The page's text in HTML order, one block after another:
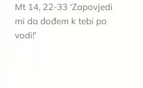
Mt 14, 22-33 ‘Zapovjedi
mi da dođem k tebi po
vodi!’